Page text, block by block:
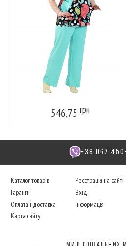
546,75 грн
+38 067
Каталог товарів
Гарантії
Оплата і доставка
Карта сайту
Реєстрація на сайті
Вхід
Інформація